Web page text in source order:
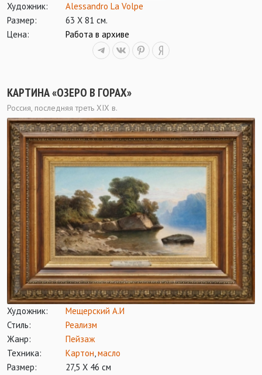
Художник:
Alessandro La Volpe
Размер:
63 Х 81 см.
Цена:
Работа в архиве
КАРТИНА «ОЗЕРО В ГОРАХ»
Россия, последняя треть ХIX в.
Художник:
Мещерский А.И
Стиль:
Реализм
Жанр:
Пейзаж
Техника:
Картон,масло
Размер:
27,5 Х 46 см